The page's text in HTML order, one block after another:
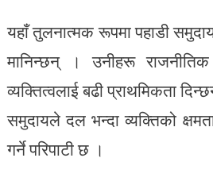
यहाँ तुलनात्मक रूपमा पहाडी
मानिन्छन् । उनीहरू राजनीतिक
व्यक्तित्वलाई बढी प्राथमिकता
समुदायले दल भन्दा व्यक्तिको
गर्ने परिपाटी छ ।